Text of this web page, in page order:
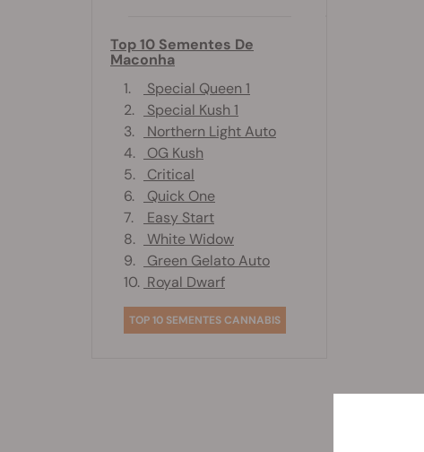
Top 10 Sementes De
Maconha
1.
Special Queen 1
2.
Special Kush 1
3.
Northern Light Auto
4.
OG Kush
5.
Critical
6.
Quick One
7.
Easy Start
8.
White Widow
9.
Green Gelato Auto
10. Royal Dwarf
TOP 10 SEMENTES CANNABIS